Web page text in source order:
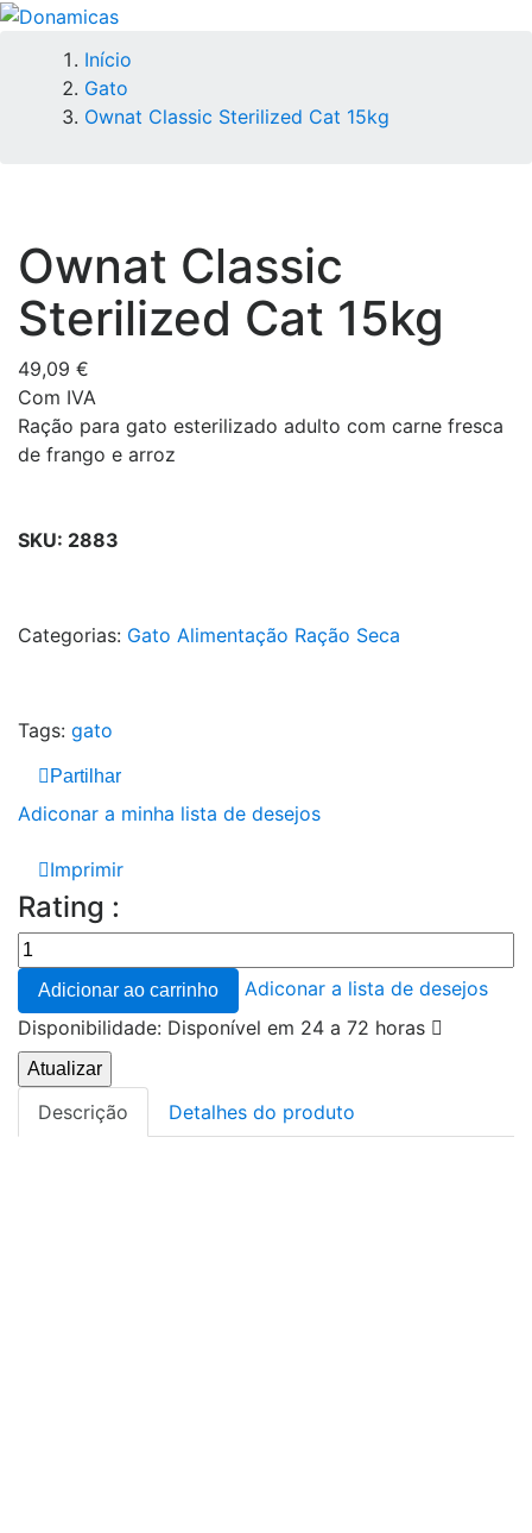
Início
Gato
Ownat Classic Sterilized Cat 15kg
Ownat Classic
Sterilized Cat 15kg
49,09 €
Com IVA
Ração para gato esterilizado adulto com carne fresca
de frango e arroz
SKU: 2883
Categorias: Gato Alimentação Ração Seca
Tags: gato
Partilhar
Adiconar a minha lista de desejos
Imprimir
Rating :
Adicionar ao carrinho
Adiconar a lista de desejos
Disponibilidade: Disponível em 24 a 72 horas
Descrição Detalhes do produto